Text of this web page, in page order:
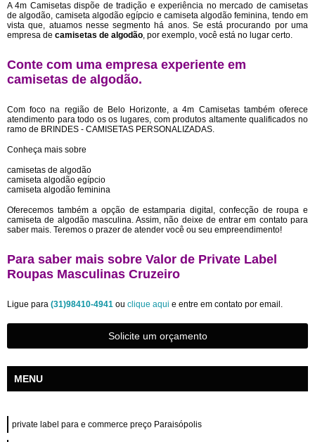
A 4m Camisetas dispõe de tradição e experiência no mercado de camisetas
de algodão, camiseta algodão egípcio e camiseta algodão feminina, tendo em
vista que, atuamos nesse segmento há anos. Se está procurando por uma
empresa de camisetas de algodão, por exemplo, você está no lugar certo.
Conte com uma empresa experiente em
camisetas de algodão.
Com foco na região de Belo Horizonte, a 4m Camisetas também oferece
atendimento para todo os os lugares, com produtos altamente qualificados no
ramo de BRINDES - CAMISETAS PERSONALIZADAS.
Conheça mais sobre
camisetas de algodão
camiseta algodão egípcio
camiseta algodão feminina
Oferecemos também a opção de estamparia digital, confecção de roupa e
camiseta de algodão masculina. Assim, não deixe de entrar em contato para
saber mais. Teremos o prazer de atender você ou seu empreendimento!
Para saber mais sobre Valor de Private Label
Roupas Masculinas Cruzeiro
Ligue para (31)98410-4941 ou clique aqui e entre em contato por email.
Solicite um orçamento
MENU
private label para e commerce preço Paraisópolis